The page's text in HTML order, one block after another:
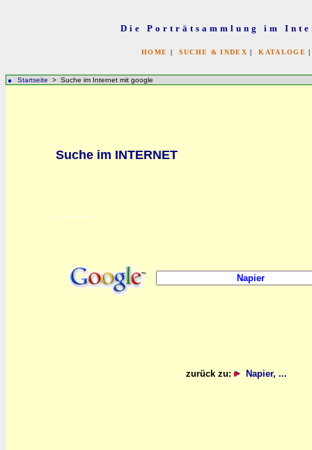
Die Porträtsammlung im
HOME | SUCHE & INDEX |KATALOGE
Startseite > Suche im Internet mit google
Suche im INTERNET
zurück zu: Napier, ...